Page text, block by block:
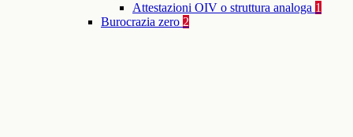
Attestazioni OIV o struttura analoga 1
Burocrazia zero 2